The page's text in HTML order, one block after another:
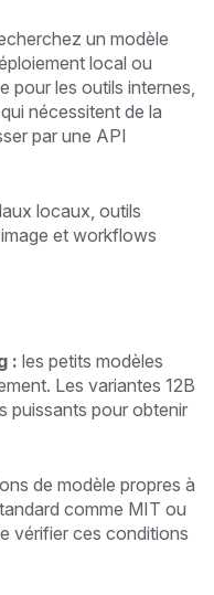
un modèle
local ou
pour les outils internes,
nécessitent de la
par une API
locaux, outils
et workflows
: les petits modèles
Les variantes 12B
puissants pour obtenir
de modèle propres à
comme MIT ou
vérifier ces conditions